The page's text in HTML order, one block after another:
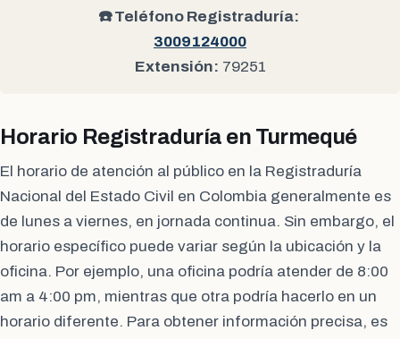
☎️ Teléfono Registraduría:
3009124000
Extensión: 79251
Horario Registraduría en Turmequé
El horario de atención al público en la Registraduría
Nacional del Estado Civil en Colombia generalmente es
de lunes a viernes, en jornada continua. Sin embargo, el
horario específico puede variar según la ubicación y la
oficina. Por ejemplo, una oficina podría atender de 8:00
am a 4:00 pm, mientras que otra podría hacerlo en un
horario diferente. Para obtener información precisa, es